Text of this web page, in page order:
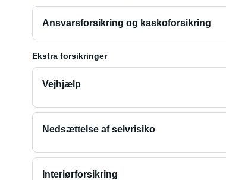
Ansvarsforsikring og kaskoforsikring
Ekstra forsikringer
Vejhjælp
Nedsættelse af selvrisiko
Interiørforsikring